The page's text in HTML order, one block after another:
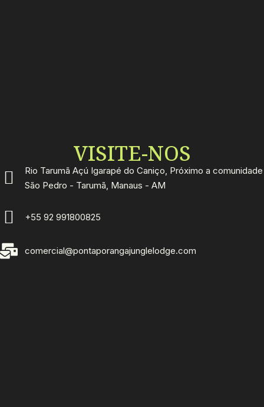
VISITE-NOS
Rio Tarumã Açú Igarapé do Caniço, Próximo a comunidade
São Pedro - Tarumã, Manaus - AM
+55 92 991800825
comercial@pontaporangajunglelodge.com